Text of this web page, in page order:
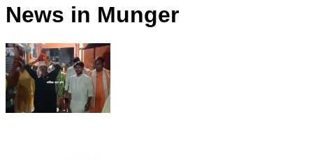
News in Munger